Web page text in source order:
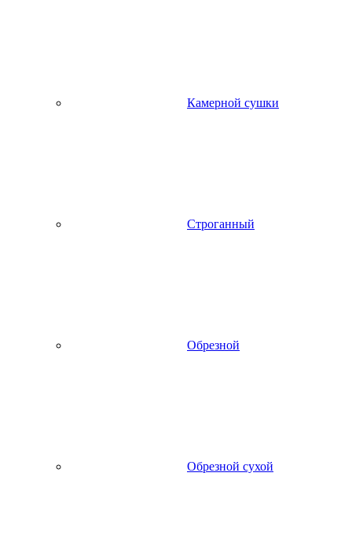
Камерной сушки
Строганный
Обрезной
Обрезной сухой